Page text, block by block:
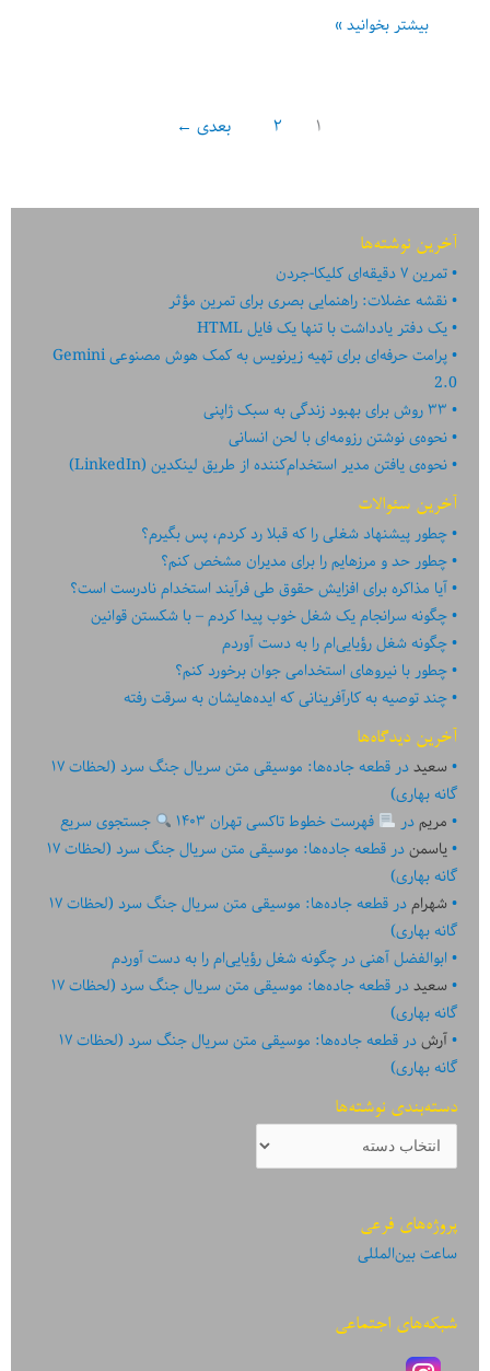
لذت
ژاپنی
بیشتر بخوانید »
۱ ۲ بعدی ←
آخرین نوشته‌ها
تمرین ۷ دقیقه‌ای کلیکا-جردن
نقشه عضلات: راهنمایی بصری برای تمرین مؤثر
یک دفتر یادداشت با تنها یک فایل HTML
پرامت حرفه‌ای برای تهیه زیرنویس به کمک هوش مصنوعی Gemini
2.0
۳۳ روش برای بهبود زندگی به سبک ژاپنی
نحوه‌ی نوشتن رزومه‌ای با لحن انسانی
نحوه‌ی یافتن مدیر استخدام‌کننده از طریق لینکدین (LinkedIn)
آخرین سئوالات
چطور پیشنهاد شغلی را که قبلا رد کردم، پس بگیرم؟
چطور حد و مرزهایم را برای مدیران مشخص کنم؟
آیا مذاکره برای افزایش حقوق طی فرآیند استخدام نادرست است؟
چگونه سرانجام یک شغل خوب پیدا کردم – با شکستن قوانین
چگونه شغل رؤیایی‌ام را به دست آوردم
چطور با نیروهای استخدامی جوان برخورد کنم؟
چند توصیه به کارآفرینانی که ایده‏‏‌‏‏‌هایشان به سرقت رفته
آخرین دیدگاه‌ها
سعیددر
قطعه جاده‌ها: موسیقی متن سریال جنگ سرد (لحظات ۱۷
گانه بهاری)
مریمدر فهرست خطوط تاکسی تهران ۱۴۰۳
جستجوی سریع
یاسمندر
قطعه جاده‌ها: موسیقی متن سریال جنگ سرد (لحظات ۱۷
گانه بهاری)
شهرامدر
قطعه جاده‌ها: موسیقی متن سریال جنگ سرد (لحظات ۱۷
گانه بهاری)
ابوالفضل آهنیدرچگونه شغل رؤیایی‌ام را به دست آوردم
سعیددر
قطعه جاده‌ها: موسیقی متن سریال جنگ سرد (لحظات ۱۷
گانه بهاری)
آرشدر
قطعه جاده‌ها: موسیقی متن سریال جنگ سرد (لحظات ۱۷
گانه بهاری)
دسته‌بندی نوشته‌ها
دسته‌بندی
نوشته‌ها
پروژه‌های فرعی
ساعت بین‌المللی
شبکه‌های اجتماعی